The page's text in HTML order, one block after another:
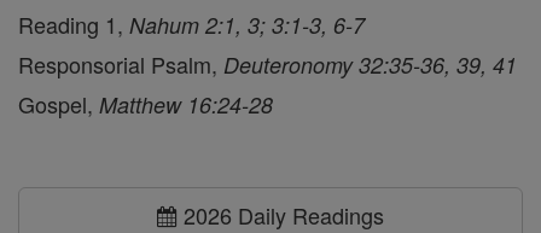
Reading 1, Nahum 2:1, 3; 3:1-3, 6-7
Responsorial Psalm, Deuteronomy 32:35-36, 39, 41
Gospel, Matthew 16:24-28
2026 Daily Readings